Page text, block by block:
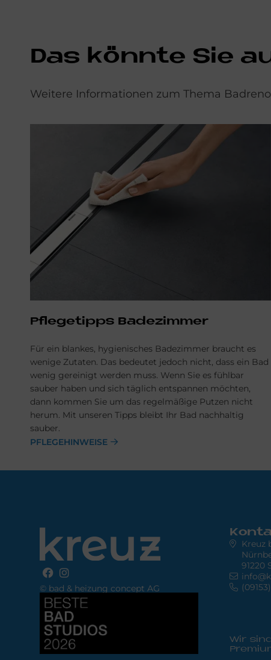
Das könnte Sie
Weitere Informationen zum Thema
Pflegetipps Badezimmer
Für ein blankes, hygienisches Badezimmer braucht es
wenige Zutaten. Das bedeutet jedoch nicht, dass ein Bad
wenig gereinigt werden muss. Wenn Sie es fühlbar
sauber haben und sich täglich entspannen möchten,
dann kommen Sie um das regelmäßige Putzen nicht
herum. Mit unseren Tipps bleibt Ihr Bad nachhaltig
sauber.
PFLEGEHINWEISE
© bad & heizung concept AG
Bild
Kreuz
91220
Wir